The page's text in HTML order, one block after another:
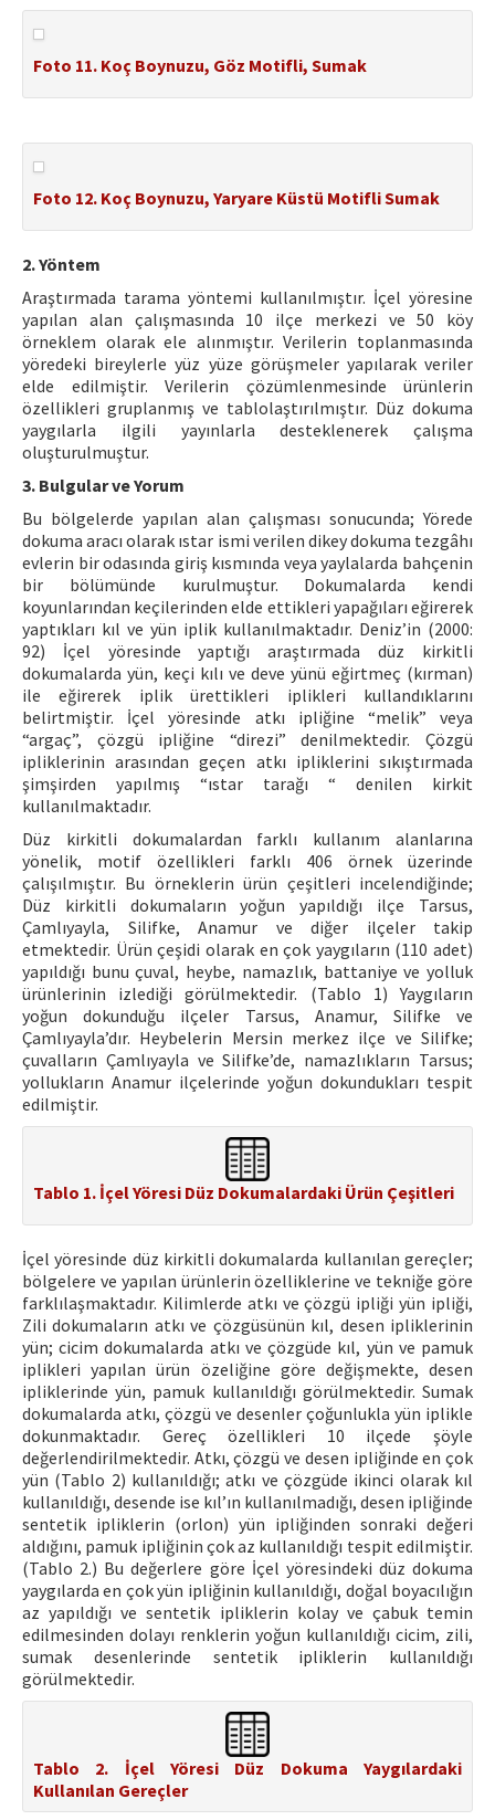
Foto 11. Koç Boynuzu, Göz Motifli, Sumak
Foto 12. Koç Boynuzu, Yaryare Küstü Motifli Sumak
2. Yöntem
Araştırmada tarama yöntemi kullanılmıştır. İçel yöresine
yapılan alan çalışmasında 10 ilçe merkezi ve 50 köy
örneklem olarak ele alınmıştır. Verilerin toplanmasında
yöredeki bireylerle yüz yüze görüşmeler yapılarak veriler
elde edilmiştir. Verilerin çözümlenmesinde ürünlerin
özellikleri gruplanmış ve tablolaştırılmıştır. Düz dokuma
yaygılarla ilgili yayınlarla desteklenerek çalışma
oluşturulmuştur.
3. Bulgular ve Yorum
Bu bölgelerde yapılan alan çalışması sonucunda; Yörede
dokuma aracı olarak ıstar ismi verilen dikey dokuma tezgâhı
evlerin bir odasında giriş kısmında veya yaylalarda bahçenin
bir bölümünde kurulmuştur. Dokumalarda kendi
koyunlarından keçilerinden elde ettikleri yapağıları eğirerek
yaptıkları kıl ve yün iplik kullanılmaktadır. Deniz’in (2000:
92) İçel yöresinde yaptığı araştırmada düz kirkitli
dokumalarda yün, keçi kılı ve deve yünü eğirtmeç (kırman)
ile eğirerek iplik ürettikleri iplikleri kullandıklarını
belirtmiştir. İçel yöresinde atkı ipliğine “melik” veya
“argaç”, çözgü ipliğine “direzi” denilmektedir. Çözgü
ipliklerinin arasından geçen atkı ipliklerini sıkıştırmada
şimşirden yapılmış “ıstar tarağı “ denilen kirkit
kullanılmaktadır.
Düz kirkitli dokumalardan farklı kullanım alanlarına
yönelik, motif özellikleri farklı 406 örnek üzerinde
çalışılmıştır. Bu örneklerin ürün çeşitleri incelendiğinde;
Düz kirkitli dokumaların yoğun yapıldığı ilçe Tarsus,
Çamlıyayla, Silifke, Anamur ve diğer ilçeler takip
etmektedir. Ürün çeşidi olarak en çok yaygıların (110 adet)
yapıldığı bunu çuval, heybe, namazlık, battaniye ve yolluk
ürünlerinin izlediği görülmektedir. (Tablo 1) Yaygıların
yoğun dokunduğu ilçeler Tarsus, Anamur, Silifke ve
Çamlıyayla’dır. Heybelerin Mersin merkez ilçe ve Silifke;
çuvalların Çamlıyayla ve Silifke’de, namazlıkların Tarsus;
yollukların Anamur ilçelerinde yoğun dokundukları tespit
edilmiştir.
Tablo 1. İçel Yöresi Düz Dokumalardaki Ürün Çeşitleri
İçel yöresinde düz kirkitli dokumalarda kullanılan gereçler;
bölgelere ve yapılan ürünlerin özelliklerine ve tekniğe göre
farklılaşmaktadır. Kilimlerde atkı ve çözgü ipliği yün ipliği,
Zili dokumaların atkı ve çözgüsünün kıl, desen ipliklerinin
yün; cicim dokumalarda atkı ve çözgüde kıl, yün ve pamuk
iplikleri yapılan ürün özeliğine göre değişmekte, desen
ipliklerinde yün, pamuk kullanıldığı görülmektedir. Sumak
dokumalarda atkı, çözgü ve desenler çoğunlukla yün iplikle
dokunmaktadır. Gereç özellikleri 10 ilçede şöyle
değerlendirilmektedir. Atkı, çözgü ve desen ipliğinde en çok
yün (Tablo 2) kullanıldığı; atkı ve çözgüde ikinci olarak kıl
kullanıldığı, desende ise kıl’ın kullanılmadığı, desen ipliğinde
sentetik ipliklerin (orlon) yün ipliğinden sonraki değeri
aldığını, pamuk ipliğinin çok az kullanıldığı tespit edilmiştir.
(Tablo 2.) Bu değerlere göre İçel yöresindeki düz dokuma
yaygılarda en çok yün ipliğinin kullanıldığı, doğal boyacılığın
az yapıldığı ve sentetik ipliklerin kolay ve çabuk temin
edilmesinden dolayı renklerin yoğun kullanıldığı cicim, zili,
sumak desenlerinde sentetik ipliklerin kullanıldığı
görülmektedir.
Tablo 2. İçel Yöresi Düz Dokuma Yaygılardaki
Kullanılan Gereçler